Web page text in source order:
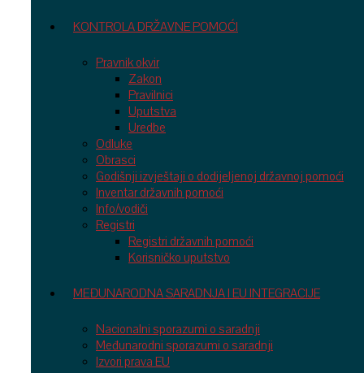
KONTROLA DRŽAVNE POMOĆI
Pravnik okvir
Zakon
Pravilnici
Uputstva
Uredbe
Odluke
Obrasci
Godišnji izvještaji o dodijeljenoj državnoj pomoći
Inventar državnih pomoći
Info/vodiči
Registri
Registri državnih pomoći
Korisničko uputstvo
MEĐUNARODNA SARADNJA I EU INTEGRACIJE
Nacionalni sporazumi o saradnji
Međunarodni sporazumi o saradnji
Izvori prava EU